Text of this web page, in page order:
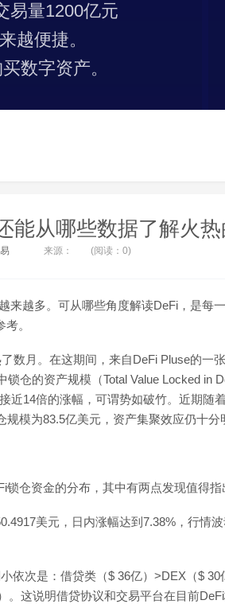
易量1200亿元
越便捷。
数字资产。
能从哪些数据了解火热
来源： (阅读：0)
来越多。可从哪些角度解读DeFi，是每
。
数月。在这期间，来自DeFi Pluse的一
仓的资产规模（Total Value Locked in
近14倍的涨幅，可谓势如破竹。近期随
模为83.5亿美元，资产集聚效应仍十分
仓资金的分布，其中有两点发现值得指
美元，日内涨幅达到7.38%，行情
依次是：借贷类（$ 36亿）>DEX（$ 30
。这说明借贷协议和交易平台在目前